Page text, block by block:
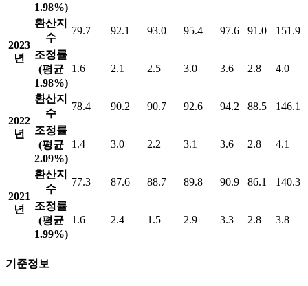
1.98%)
2023
년
환산지
수
79.7 92.1 93.0 95.4 97.6 91.0 151.9
조정률
(평균
1.98%)
1.6 2.1 2.5 3.0 3.6 2.8 4.0
2022
년
환산지
수
78.4 90.2 90.7 92.6 94.2 88.5 146.1
조정률
(평균
2.09%)
1.4 3.0 2.2 3.1 3.6 2.8 4.1
2021
년
환산지
수
77.3 87.6 88.7 89.8 90.9 86.1 140.3
조정률
(평균
1.99%)
1.6 2.4 1.5 2.9 3.3 2.8 3.8
기준정보